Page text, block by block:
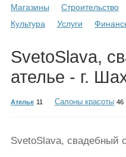
Магазины
Строительство
Культура
Услуги
SvetoSlava,
ателье - г.
Ателье 11 Салоны красоты 46
SvetoSlava, свадебный